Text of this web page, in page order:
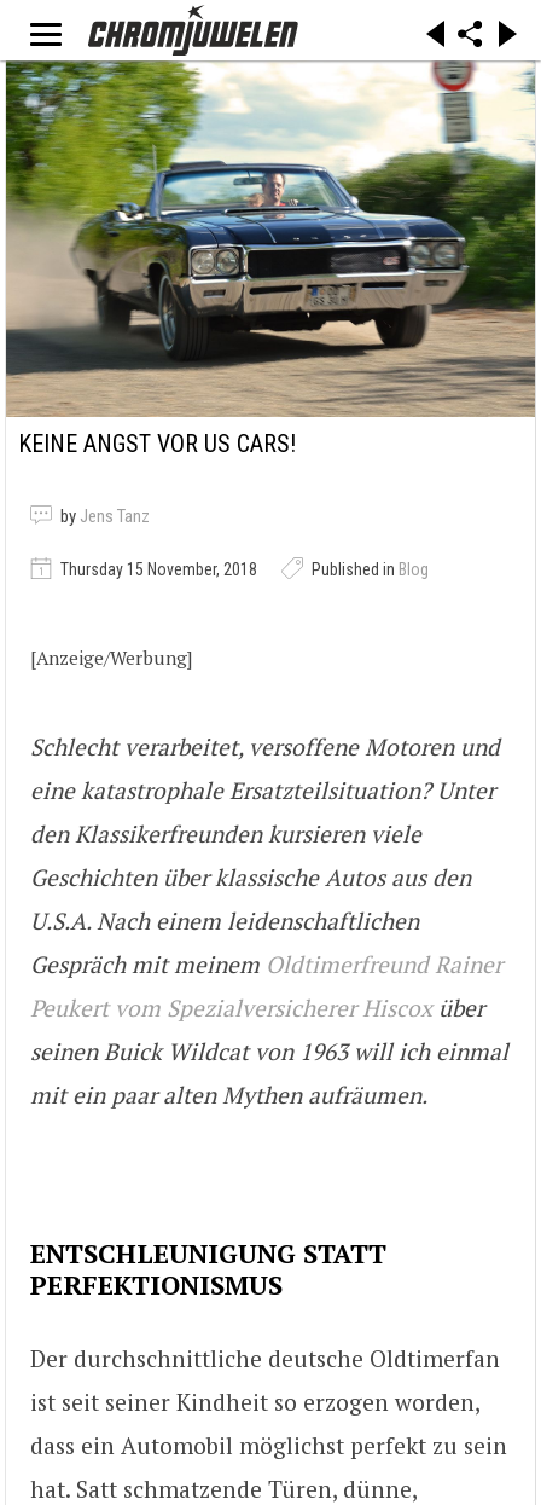
KEINE ANGST VOR US CARS!
by Jens Tanz
Thursday 15 November, 2018 Published in Blog
[Anzeige/Werbung]
Schlecht verarbeitet, versoffene Motoren und
eine katastrophale Ersatzteilsituation? Unter
den Klassikerfreunden kursieren viele
Geschichten über klassische Autos aus den
U.S.A. Nach einem leidenschaftlichen
Gespräch mit meinem Oldtimerfreund Rainer
Peukert vom Spezialversicherer Hiscoxüber
seinen Buick Wildcat von 1963 will ich einmal
mit ein paar alten Mythen aufräumen.
ENTSCHLEUNIGUNG STATT
PERFEKTIONISMUS
Der durchschnittliche deutsche Oldtimerfan
ist seit seiner Kindheit so erzogen worden,
dass ein Automobil möglichst perfekt zu sein
hat. Satt schmatzende Türen, dünne,